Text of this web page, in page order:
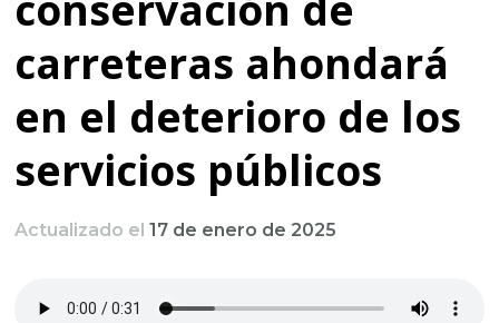
carreteras ahondará
en el deterioro de los
servicios públicos
Actualizado el17 de enero de 2025